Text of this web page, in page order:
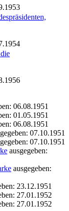
06.08.1951
01.05.1951
06.08.1951
07.10.1951
07.10.1951
ausgegeben:
ausgegeben:
23.12.1951
27.01.1952
27.01.1952